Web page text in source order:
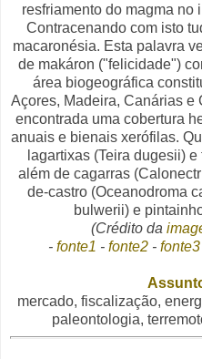
resfriamento do magma no
Contracenando com isto
macaronésia. Esta palavra
de makáron ("felicidade")
área biogeográfica
Açores, Madeira, Canárias e
encontrada uma cobertura
anuais e bienais xerófilas.
lagartixas (Teira dugesii)
além de cagarras
de-castro (Oceanodroma
bulwerii) e
(Crédito da
- fonte1 - fonte2- fonte3
mercado, fiscalização,
paleontologia,